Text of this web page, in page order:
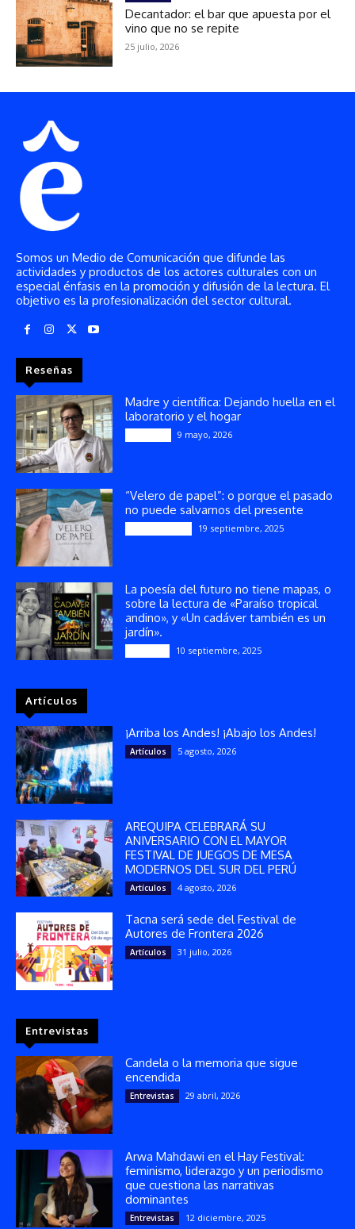
Somos un Medio de Comunicación que difunde las
actividades y productos de los actores culturales con un
especial énfasis en la promoción y difusión de la lectura. El
objetivo es la profesionalización del sector cultural.
Reseñas
Madre y científica: Dejando huella en el
laboratorio y el hogar
9 mayo, 2026
“Velero de papel”: o porque el pasado
no puede salvarnos del presente
19 septiembre, 2025
La poesía del futuro no tiene mapas, o
sobre la lectura de «Paraíso tropical
andino», y «Un cadáver también es un
jardín».
10 septiembre, 2025
Artículos
¡Arriba los Andes! ¡Abajo los Andes!
Artículos 5 agosto, 2026
AREQUIPA CELEBRARÁ SU
ANIVERSARIO CON EL MAYOR
FESTIVAL DE JUEGOS DE MESA
MODERNOS DEL SUR DEL PERÚ
Artículos 4 agosto, 2026
Tacna será sede del Festival de
Autores de Frontera 2026
Artículos 31 julio, 2026
Entrevistas
Candela o la memoria que sigue
encendida
Entrevistas 29 abril, 2026
Arwa Mahdawi en el Hay Festival:
feminismo, liderazgo y un periodismo
que cuestiona las narrativas
dominantes
Entrevistas 12 diciembre, 2025